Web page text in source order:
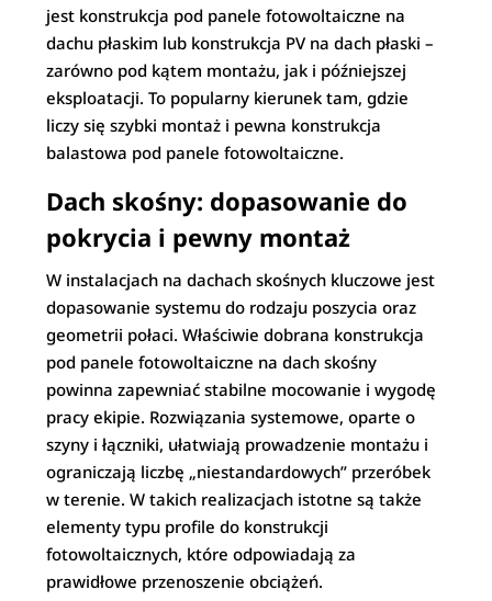
jest konstrukcja pod panele fotowoltaiczne na
dachu płaskim lub konstrukcja PV na dach płaski –
zarówno pod kątem montażu, jak i późniejszej
eksploatacji. To popularny kierunek tam, gdzie
liczy się szybki montaż i pewna konstrukcja
balastowa pod panele fotowoltaiczne.
Dach skośny: dopasowanie do
pokrycia i pewny montaż
W instalacjach na dachach skośnych kluczowe jest
dopasowanie systemu do rodzaju poszycia oraz
geometrii połaci. Właściwie dobrana konstrukcja
pod panele fotowoltaiczne na dach skośny
powinna zapewniać stabilne mocowanie i wygodę
pracy ekipie. Rozwiązania systemowe, oparte o
szyny i łączniki, ułatwiają prowadzenie montażu i
ograniczają liczbę „niestandardowych” przeróbek
w terenie. W takich realizacjach istotne są także
elementy typu profile do konstrukcji
fotowoltaicznych, które odpowiadają za
prawidłowe przenoszenie obciążeń.